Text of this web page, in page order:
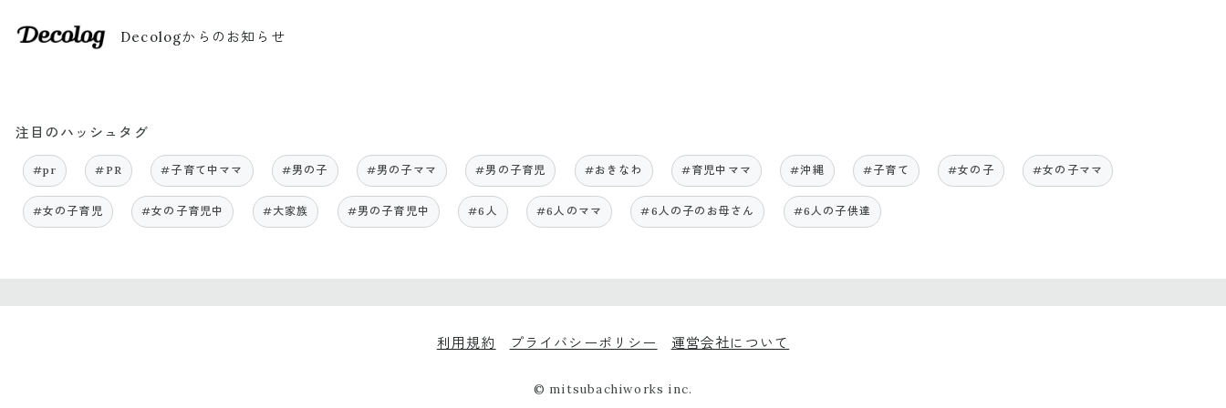
Decologからのお知らせ
注目のハッシュタグ
#pr #PR #子育て中ママ #男の子 #男の子ママ #男の子育児 #おきなわ #育児中ママ #沖縄 #子育て #女の子 #女の子ママ
#女の子育児 #女の子育児中 #大家族 #男の子育児中 #6人 #6人のママ #6人の子のお母さん #6人の子供達
利用規約 プライバシーポリシー 運営会社について
© mitsubachiworks inc.